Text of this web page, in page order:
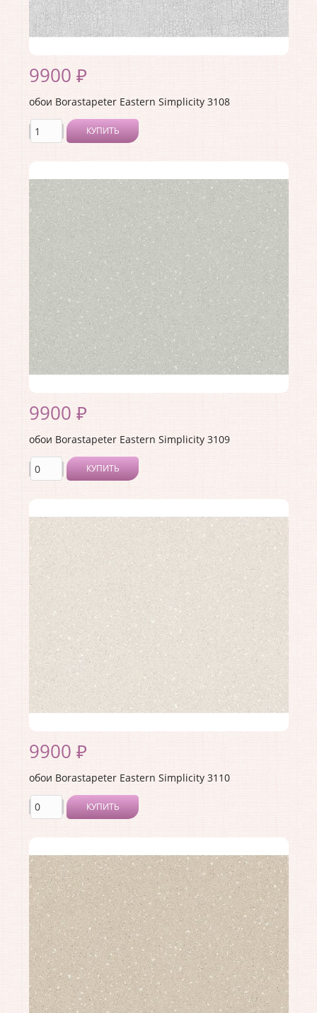
9900 ₽
обои Borastapeter Eastern Simplicity 3108
КУПИТЬ
Производитель:Borastapeter
Коллекция: Eastern Simplicity
Длина рулона:10.05
Ширина рулона:0.53
Материал покрытия: Без покрытия
Страна: Швеция
Материал основы: Флизелин
Раппорт: <>
9900 ₽
обои Borastapeter Eastern Simplicity 3109
КУПИТЬ
Коллекция:
Eastern Simplicity
Длина рулона:10.05
Ширина рулона: 0.53
Материал покрытия:
Без покрытия
Страна:
Швеция
Материал основы:
Флизелин
Раппорт:
9900 ₽
обои Borastapeter Eastern Simplicity 3110
КУПИТЬ
Производитель:Borastapeter
Коллекция:
Eastern Simplicity
Длина рулона:10.05
Ширина рулона:0.53
Материал покрытия:Без покрытия
Страна: Швеция
Материал основы: Флизелин
Раппорт:<>